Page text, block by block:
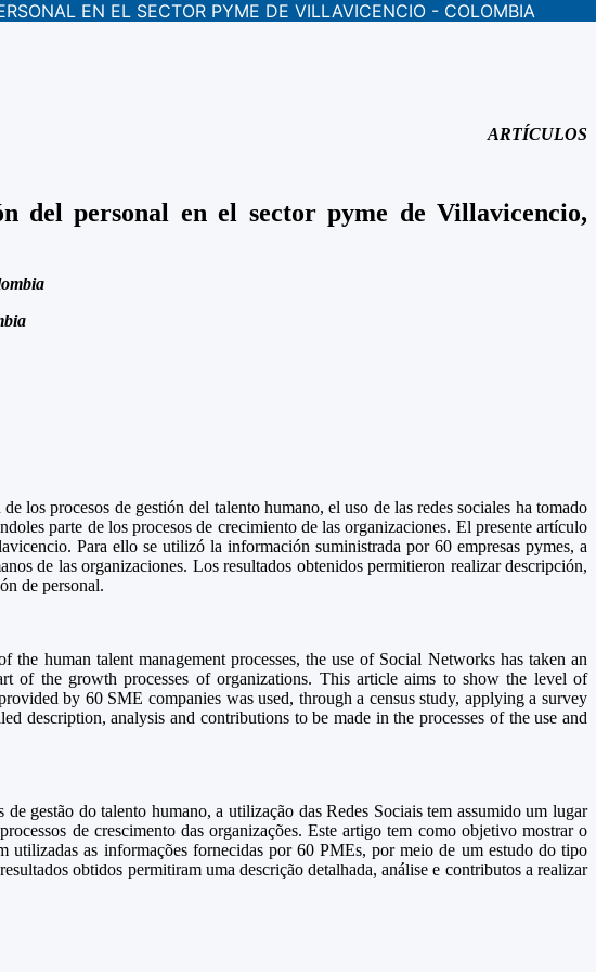
EN EL SECTOR PYME DE VILLAVICENCIO - COLOMBIA